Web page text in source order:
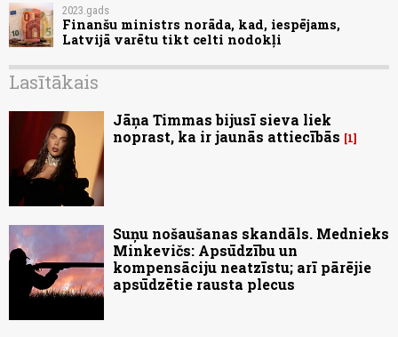
2023.gads
Finanšu ministrs norāda, kad, iespējams,
Latvijā varētu tikt celti nodokļi
Lasītākais
Jāņa Timmas bijusī sieva liek
noprast, ka ir jaunās attiecībās
1
Suņu nošaušanas skandāls. Mednieks
Minkevičs: Apsūdzību un
kompensāciju neatzīstu; arī pārējie
apsūdzētie rausta plecus